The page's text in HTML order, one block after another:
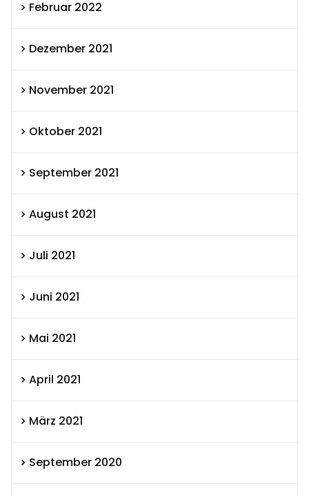
Februar 2022
Dezember 2021
November 2021
Oktober 2021
September 2021
August 2021
Juli 2021
Juni 2021
Mai 2021
April 2021
März 2021
September 2020